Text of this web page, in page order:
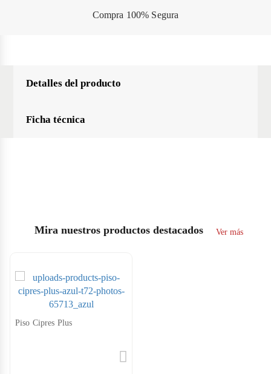
Compra 100% Segura
Detalles del producto
Ficha técnica
Mira nuestros productos destacados Ver más
Piso Cipres Plus